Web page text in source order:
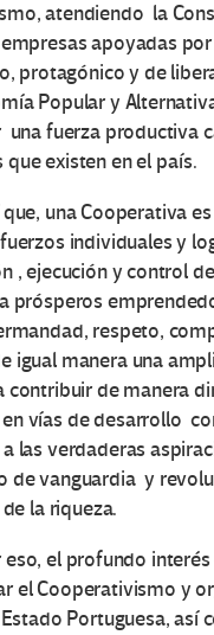
atendiendo la
apoyadas
protagónico y de
Popular y
una fuerza productiva
existen en el país.
una Cooperativa es
individuales y
, ejecución y control
prósperos
respeto,
igual manera una
contribuir de manera
vías de desarrollo
las verdaderas
de vanguardia y
la riqueza.
el profundo interés
el Cooperativismo y
Portuguesa,